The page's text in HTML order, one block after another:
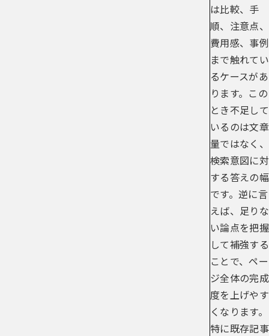
は比較、手
順、注意点、
費用感、事例
まで触れてい
るケースがあ
ります。この
とき不足して
いるのは文章
量ではなく、
検索意図に対
する答えの幅
です。逆に言
えば、足りな
い論点を把握
して補強する
ことで、ペー
ジ全体の完成
度を上げやす
くなります。
特に既存記事